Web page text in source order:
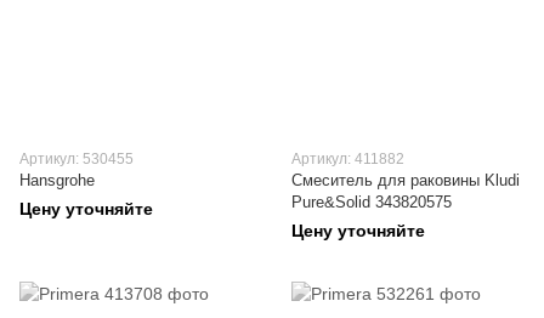
Артикул: 530455
Hansgrohe
Цену уточняйте
Артикул: 411882
Смеситель для раковины Kludi
Pure&Solid 343820575
Цену уточняйте